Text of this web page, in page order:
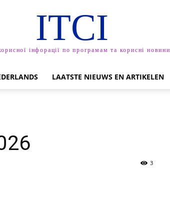
ITCI
інфорації по програмам та корисні новини
LAATSTE NIEUWS EN ARTIKELEN
3